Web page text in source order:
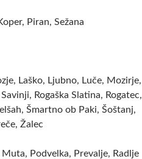
Piran, Sežana
Laško, Ljubno, Luče, Mozirje,
Rogaška Slatina, Rogatec,
Šmartno ob Paki, Šoštanj,
Žalec
Podvelka, Prevalje, Radlje